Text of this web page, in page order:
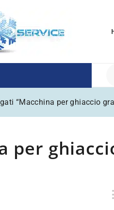
per
“Macchina per ghiaccio